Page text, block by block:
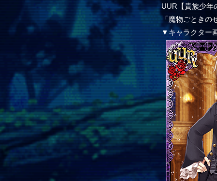
UUR【貴族少年
「魔物ごとき
▼キャラクター